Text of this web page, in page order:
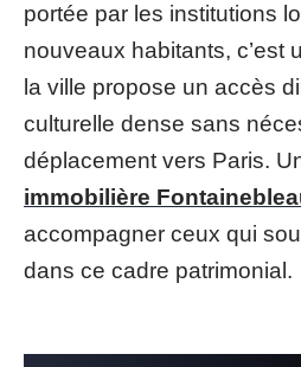
portée par les institutions
nouveaux habitants, c’est
la ville propose un accès
culturelle dense sans
déplacement vers Paris.
immobilière
accompagner ceux qui
dans ce cadre patrimonial.